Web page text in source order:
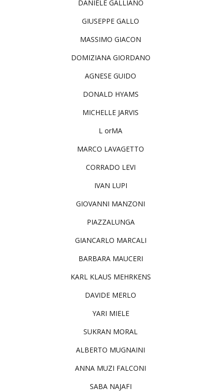
DANIELE GALLIANO
GIUSEPPE GALLO
MASSIMO GIACON
DOMIZIANA GIORDANO
AGNESE GUIDO
DONALD HYAMS
MICHELLE JARVIS
L orMA
MARCO LAVAGETTO
CORRADO LEVI
IVAN LUPI
GIOVANNI MANZONI
PIAZZALUNGA
GIANCARLO MARCALI
BARBARA MAUCERI
KARL KLAUS MEHRKENS
DAVIDE MERLO
YARI MIELE
SUKRAN MORAL
ALBERTO MUGNAINI
ANNA MUZI FALCONI
SABA NAJAFI